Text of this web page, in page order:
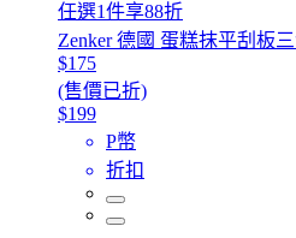
任選1件享88折
Zenker 德國 蛋糕抹平刮板
$175
(售價已折)
$199
P幣
折扣